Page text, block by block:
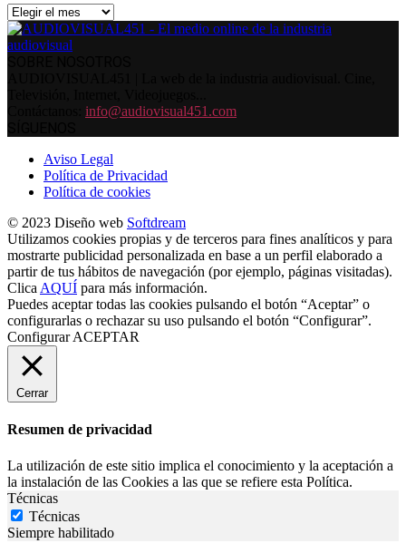
Archivos
info@audiovisual451.com
Aviso Legal
Política de Privacidad
Política de cookies
© 2023 Diseño web Softdream
Utilizamos cookies propias y de terceros para fines analíticos y para
mostrarte publicidad personalizada en base a un perfil elaborado a
partir de tus hábitos de navegación (por ejemplo, páginas visitadas).
Clica AQUÍ para más información.
Puedes aceptar todas las cookies pulsando el botón “Aceptar” o
configurarlas o rechazar su uso pulsando el botón “Configurar”.
Configurar ACEPTAR
Cerrar
Resumen de privacidad
La utilización de este sitio implica el conocimiento y la aceptación a
la instalación de las Cookies a las que se refiere esta Política.
Técnicas
Técnicas
Siempre habilitado